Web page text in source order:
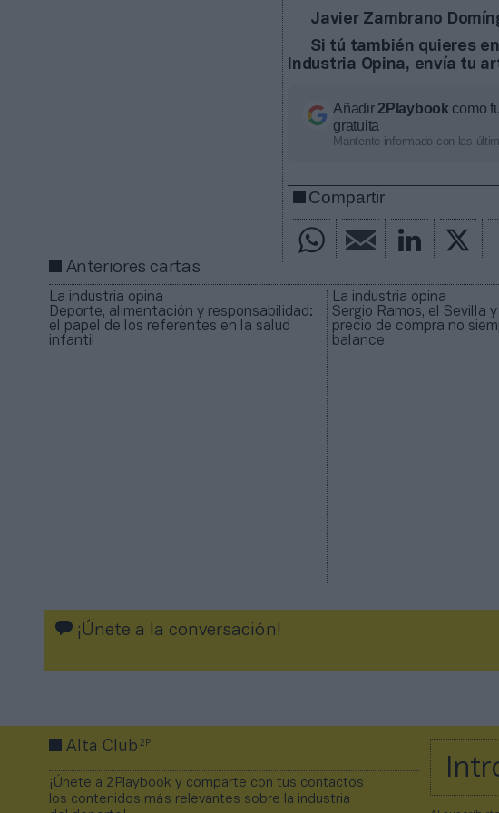
Javier Zambrano
Si tú también quieres
Industria Opina, envía tu
Añadir2Playbookcomo
gratuita
Mantente informado con las
Compartir
Anteriores cartas
La industria opina
Deporte, alimentación y responsabilidad:
el papel de los referentes en la salud
infantil
La industria opina
Sergio Ramos, el Sevilla y
precio de compra no
balance
¡Únete a la conversación!
Alta Club2P
¡Únete a 2Playbook y comparte con tus contactos
los contenidos más relevantes sobre la industria